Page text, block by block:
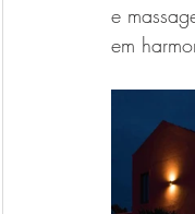
e
em